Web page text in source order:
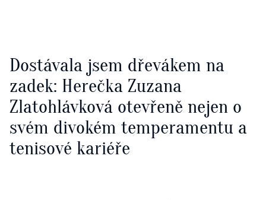
Dostávala jsem dřevákem na
zadek: Herečka Zuzana
Zlatohlávková otevřeně nejen o
svém divokém temperamentu a
tenisové kariéře